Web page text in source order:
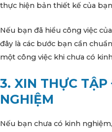
thực hiện bản thiết kế của
Nếu bạn đã hiểu công việc
đây là các bước bạn cần
một công việc khi chưa có
3. XIN THỰC
NGHIỆM
Nếu bạn chưa có kinh